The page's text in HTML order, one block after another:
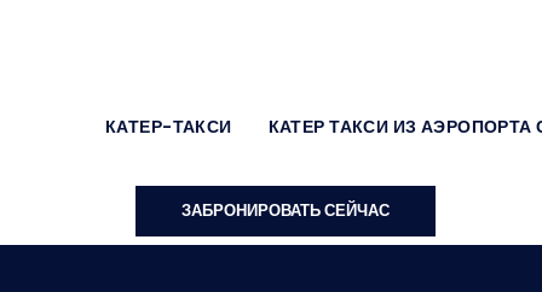
КАТЕР-ТАКСИ КАТЕР ТАКСИ ИЗ АЭРОПОРТА
ЗАБРОНИРОВАТЬ СЕЙЧАС